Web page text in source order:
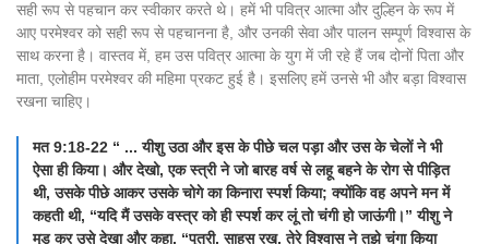
सही रूप से पहचान कर स्वीकार करते थे। हमें भी पवित्र आत्मा और दुल्हिन के रूप में
आए परमेश्वर को सही रूप से पहचानना है, और उनकी सेवा और पालन सम्पूर्ण विश्वास के
साथ करना है। वास्तव में, हम उस पवित्र आत्मा के युग में जी रहे हैं जब दोनों पिता और
माता, एलोहीम परमेश्वर की महिमा प्रकट हुई है। इसलिए हमें उनसे भी और बड़ा विश्वास
रखना चाहिए।
मत 9:18-22 “ ... यीशु उठा और इस के पीछे चल पड़ा और उस के चेलों ने भी
ऐसा ही किया। और देखो, एक स्त्री ने जो बारह वर्ष से लहू बहने के रोग से पीड़ित
थी, उसके पीछे आकर उसके चोगे का किनारा स्पर्श किया; क्योंकि वह अपने मन में
कहती थी, “यदि मैं उसके वस्त्र को ही स्पर्श कर लूं तो चंगी हो जाऊंगी।” यीशु ने
मुड़ कर उसे देखा और कहा, “पुत्री, साहस रख, तेरे विश्वास ने तुझे चंगा किया